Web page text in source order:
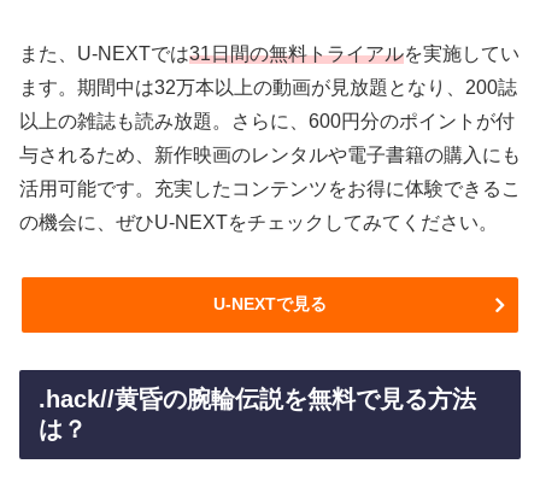
また、U-NEXTでは31日間の無料トライアルを実施してい
ます。期間中は32万本以上の動画が見放題となり、200誌
以上の雑誌も読み放題。さらに、600円分のポイントが付
与されるため、新作映画のレンタルや電子書籍の購入にも
活用可能です。充実したコンテンツをお得に体験できるこ
の機会に、ぜひU-NEXTをチェックしてみてください。
U-NEXTで見る
.hack//黄昏の腕輪伝説を無料で見る方法
は？